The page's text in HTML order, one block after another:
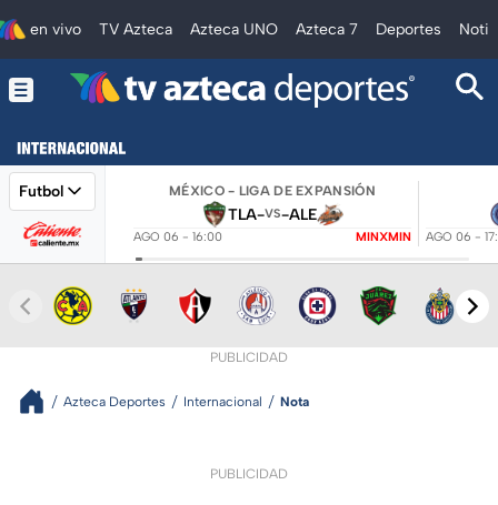
en vivo TV Azteca Azteca UNO Azteca 7 Deportes
Futbol MÉXICO - LIGA DE EXPANSIÓN
TLA-VS-ALE
AGO 06 - 16:00 MINXMIN AGO 06 -
PUBLICIDAD
Azteca Deportes Internacional Nota
PUBLICIDAD